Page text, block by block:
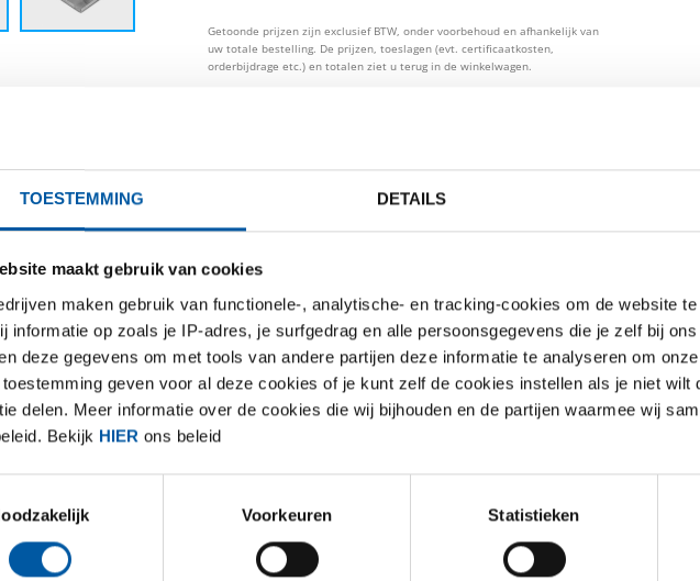
TOESTEMMING DETAILS
maakt gebruik van cookies
maken gebruik van functionele-, analytische- en tracking-cookies om de website
informatie op zoals je IP-adres, je surfgedrag en alle persoonsgegevens die je zelf bij
deze gegevens om met tools van andere partijen deze informatie te analyseren om
geven voor al deze cookies of je kunt zelf de cookies instellen als je niet wilt
delen. Meer informatie over de cookies die wij bijhouden en de partijen waarmee wij
Bekijk HIER ons beleid
Voorkeuren Statistieken
Getoonde prijzen zijn exclusief BTW, onder voorbehoud en afhankelijk van
uw totale bestelling. De prijzen, toeslagen (evt. certificaatkosten,
orderbijdrage etc.) en totalen ziet u terug in de winkelwagen.
BRUTO PRIJSLIJST DOWNLOADS SPECIFICATIES
Rvs 1.4301/1.4307 (304/304L)
Omschrijving